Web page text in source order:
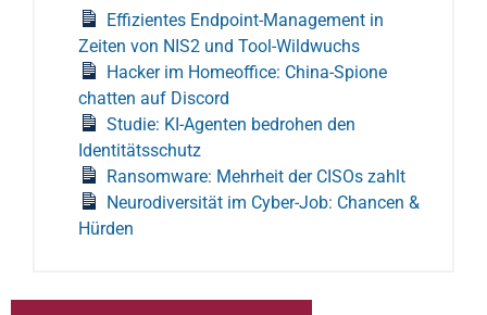
Effizientes Endpoint-Management in
Zeiten von NIS2 und Tool-Wildwuchs
Hacker im Homeoffice: China-Spione
chatten auf Discord
Studie: KI-Agenten bedrohen den
Identitätsschutz
Ransomware: Mehrheit der CISOs zahlt
Neurodiversität im Cyber-Job: Chancen &
Hürden